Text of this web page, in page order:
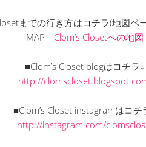
までの行き方はコチラ(地図ペ
MAP Clom’s Closetへの地図
■Clom’s Closet blogはコチラ↓
http://
■Clom’s Closet instagramはコチ
http://instagram.com/